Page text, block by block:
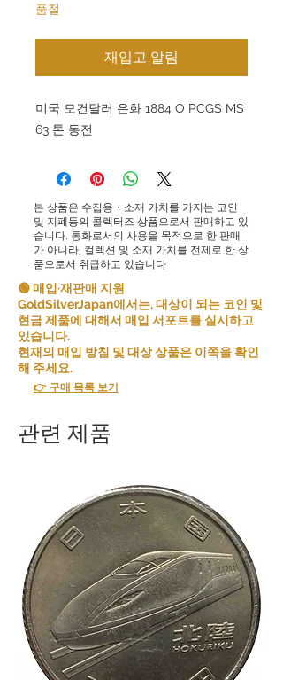
품절
재입고 알림
미국 모건달러 은화 1884 O PCGS MS
63 톤 동전
본 상품은 수집용・소재 가치를 가지는 코인
및 지폐등의 콜렉터즈 상품으로서 판매하고 있
습니다. 통화로서의 사용을 목적으로 한 판매
가 아니라, 컬렉션 및 소재 가치를 전제로 한 상
품으로서 취급하고 있습니다
🟢 매입·재판매 지원
GoldSilverJapan에서는, 대상이 되는 코인 및
현금 제품에 대해서 매입 서포트를 실시하고
있습니다.
현재의 매입 방침 및 대상 상품은 이쪽을 확인
해 주세요.
👉 구매 목록 보기
관련 제품